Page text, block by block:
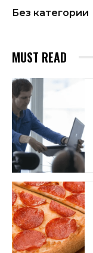
Без категории
MUST READ